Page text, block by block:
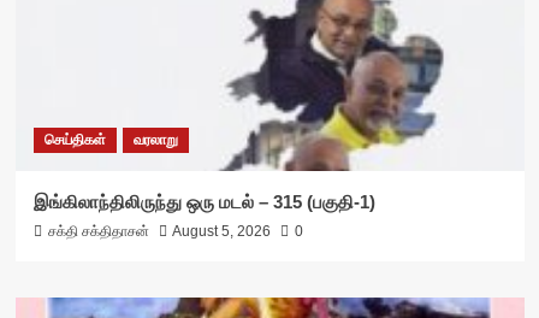
செய்திகள் வரலாறு
இங்கிலாந்திலிருந்து ஒரு மடல் – 315 (பகுதி-1)
சக்தி சக்திதாசன் August 5, 2026 0